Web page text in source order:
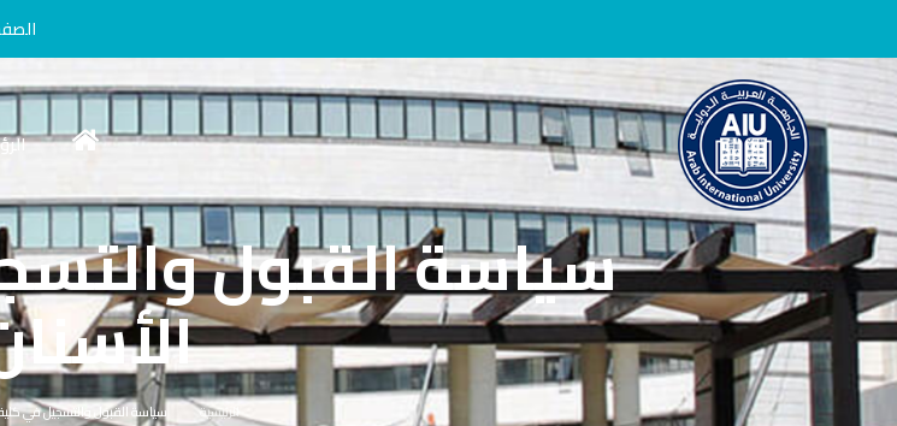
سياسة القبول
الرئيسية سياسة القبول والتسجيل في